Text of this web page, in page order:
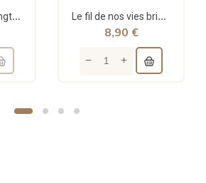
Résumé d'une vingtaine de règles jurisprudentielles liées au voyage - Bazmoul - Héritage... Le fil de nos vies brisées - poche - Cécile Hennion - Points
8,90 €